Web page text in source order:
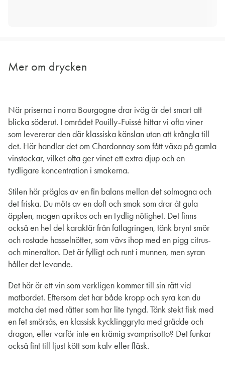
Mer om drycken
När priserna i norra Bourgogne drar iväg är det smart att
blicka söderut. I området Pouilly-Fuissé hittar vi ofta viner
som levererar den där klassiska känslan utan att krångla till
det. Här handlar det om Chardonnay som fått växa på gamla
vinstockar, vilket ofta ger vinet ett extra djup och en
tydligare koncentration i smakerna.
Stilen här präglas av en fin balans mellan det solmogna och
det friska. Du möts av en doft och smak som drar åt gula
äpplen, mogen aprikos och en tydlig nötighet. Det finns
också en hel del karaktär från fatlagringen, tänk brynt smör
och rostade hasselnötter, som vävs ihop med en pigg citrus-
och mineralton. Det är fylligt och runt i munnen, men syran
håller det levande.
Det här är ett vin som verkligen kommer till sin rätt vid
matbordet. Eftersom det har både kropp och syra kan du
matcha det med rätter som har lite tyngd. Tänk stekt fisk med
en fet smörsås, en klassisk kycklinggryta med grädde och
dragon, eller varför inte en krämig svamprisotto? Det funkar
också fint till ljust kött som kalv eller fläsk.